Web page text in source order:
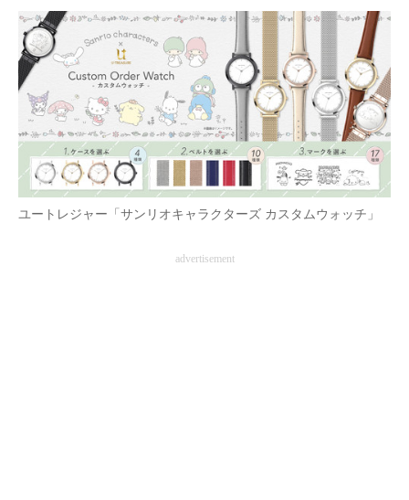
注目記事を集めた総合ページ
ITの今と未来を見通す
スマホと通信の最新トレンド
進化するPCとデバイスの未来
好きが集まる 比べて選べる
ビジネスと働き方のヒント
ユートレジャー「サンリオキャラクターズ カスタムウォッチ」
advertisement